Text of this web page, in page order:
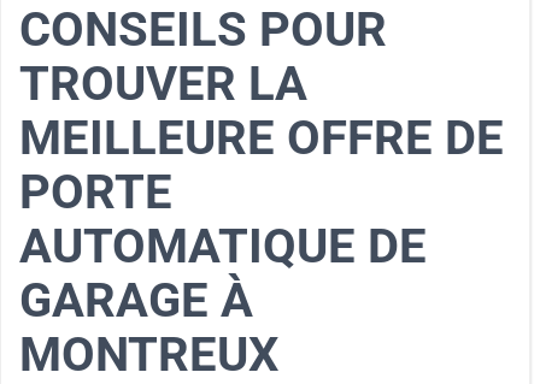
CONSEILS POUR
TROUVER LA
MEILLEURE OFFRE DE
PORTE
AUTOMATIQUE DE
GARAGE À
MONTREUX